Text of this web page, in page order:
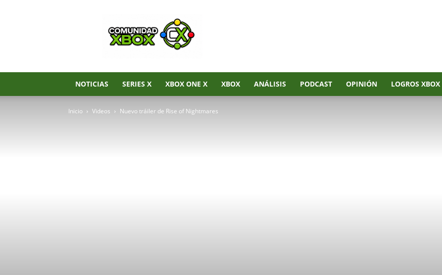
Noticias
de
Xbox
Series
Xbox
One
360
NOTICIAS SERIES X XBOX ONE X XBOX ANÁLISIS PODCAST OPINIÓN LOGROS XBOX
Inicio Videos Nuevo tráiler de Rise of Nightmares